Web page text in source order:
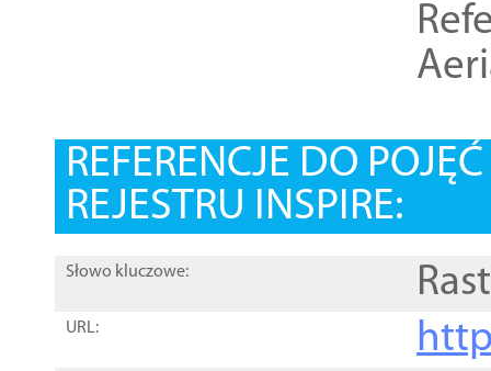
REFERENCJE DO
REJESTRU INSPIRE:
Słowo kluczowe:
URL: